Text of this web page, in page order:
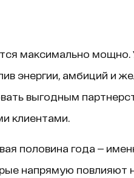
максимально
энергии, амбиций и
выгодным
клиентами.
половина года —
напрямую повлияют